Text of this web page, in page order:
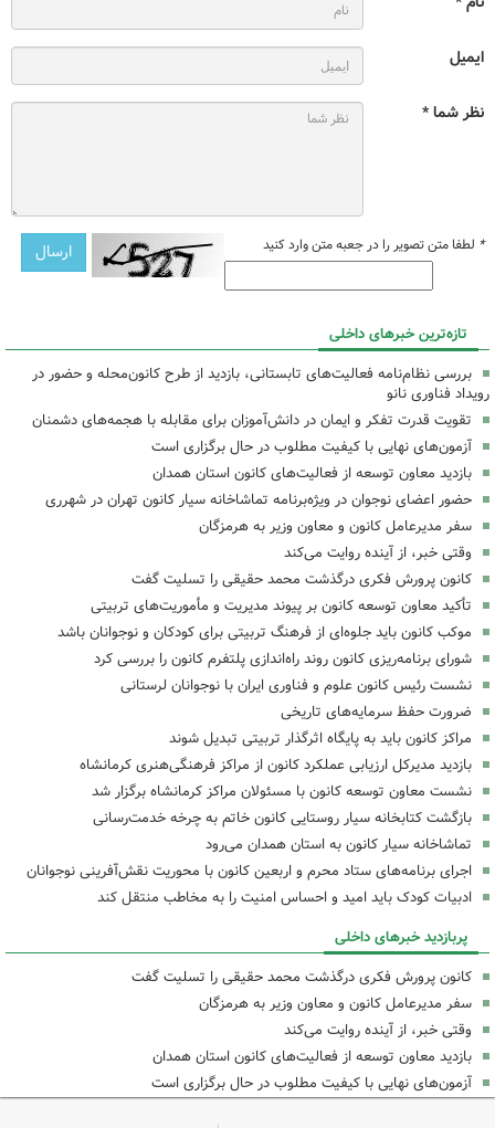
ایمیل
نظر شما *
* لطفا متن تصویر را در جعبه متن وارد کنید
تازه‌ترین خبرهای داخلی
بررسی نظام‌نامه فعالیت‌های تابستانی، بازدید از طرح کانون‌محله و حضور در
رویداد فناوری نانو
تقویت قدرت تفکر و ایمان در دانش‌آموزان برای مقابله با هجمه‌های دشمنان
آزمون‌های نهایی با کیفیت مطلوب در حال برگزاری است
بازدید معاون توسعه از فعالیت‌های کانون استان همدان
حضور اعضای نوجوان در ویژه‌برنامه تماشاخانه سیار کانون تهران در شهرری
سفر مدیرعامل کانون و معاون وزیر به هرمزگان
وقتی خبر، از آینده روایت می‌کند
کانون پرورش فکری درگذشت محمد حقیقی را تسلیت گفت
تأکید معاون توسعه کانون بر پیوند مدیریت و مأموریت‌های تربیتی
موکب کانون باید جلوه‌ای از فرهنگ تربیتی برای کودکان و نوجوانان باشد
شورای برنامه‌ریزی کانون روند راه‌اندازی پلتفرم کانون را بررسی کرد
نشست رئیس کانون علوم و فناوری ایران با نوجوانان لرستانی
ضرورت حفظ سرمایه‌های تاریخی
مراکز کانون باید به پایگاه اثرگذار تربیتی تبدیل شوند
بازدید مدیرکل ارزیابی عملکرد کانون از مراکز فرهنگی‌هنری کرمانشاه
نشست معاون توسعه کانون با مسئولان مراکز کرمانشاه برگزار شد
بازگشت کتابخانه سیار روستایی کانون خاتم به چرخه خدمت‌رسانی
تماشاخانه سیار کانون به استان همدان می‌رود
اجرای برنامه‌های ستاد محرم و اربعین کانون با محوریت نقش‌آفرینی نوجوانان
ادبیات کودک باید امید و احساس امنیت را به مخاطب منتقل کند
پربازدید خبرهای داخلی
کانون پرورش فکری درگذشت محمد حقیقی را تسلیت گفت
سفر مدیرعامل کانون و معاون وزیر به هرمزگان
وقتی خبر، از آینده روایت می‌کند
بازدید معاون توسعه از فعالیت‌های کانون استان همدان
آزمون‌های نهایی با کیفیت مطلوب در حال برگزاری است